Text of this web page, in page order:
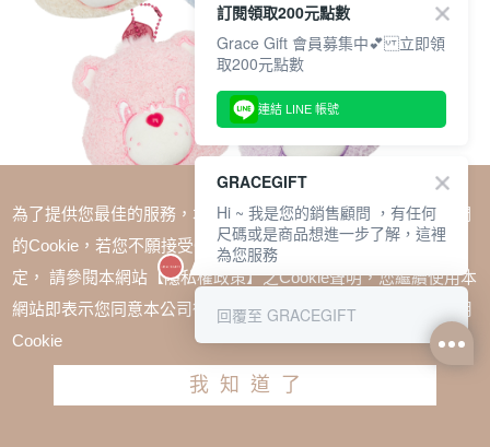
Care Bears –雲朵小熊系列格紋飲料提袋吊飾盲盒
為了提供您最佳的服務，本網站會在您的電腦中放置並取用我們
的Cookie，若您不願接受Cookie時應如何變更電腦的Cookie設
定， 請參閱本網站【隱私權政策】之Cookie聲明，您繼續使用本
網站即表示您同意本公司得按本網站使用條款之Cookie聲明使用
Cookie
我知道了
訂閱領取200元點數
Grace Gift 會員募集中💕 立即領
取200元點數
連結 LINE 帳號
GRACEGIFT
Hi ~ 我是您的銷售顧問 ，有任何
尺碼或是商品想進一步了解，這裡
為您服務
回覆至 GRACEGIFT